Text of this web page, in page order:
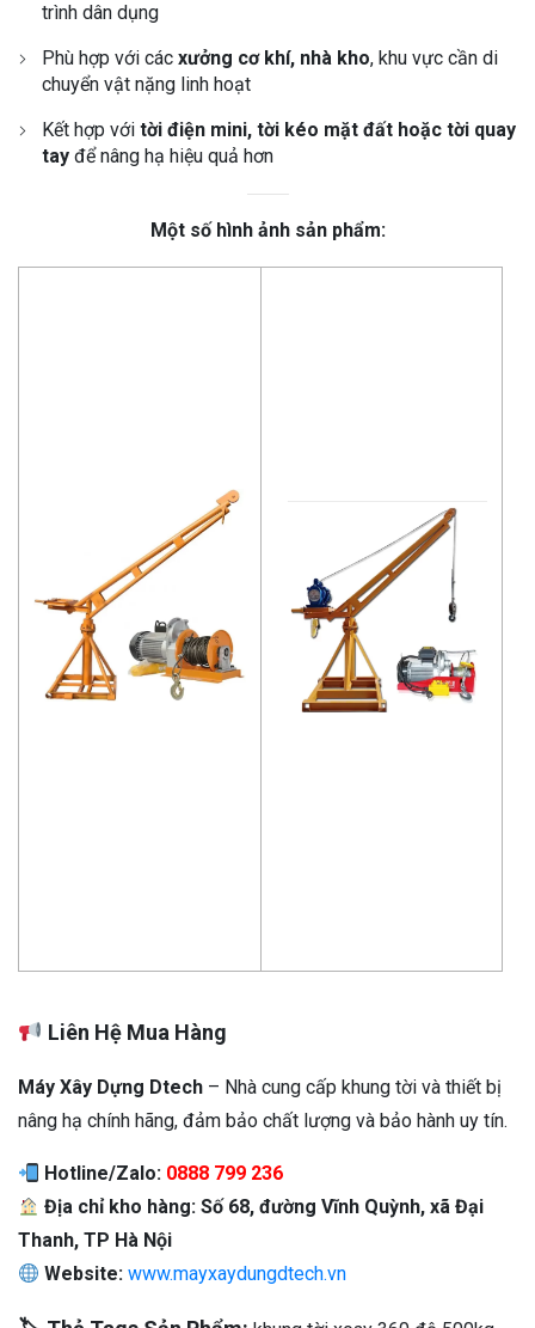
trình dân dụng
Phù hợp với các xưởng cơ khí, nhà kho, khu vực cần di
chuyển vật nặng linh hoạt
Kết hợp với tời điện mini, tời kéo mặt đất hoặc tời quay
tay để nâng hạ hiệu quả hơn
Một số hình ảnh sản phẩm:
Liên Hệ Mua Hàng
Máy Xây Dựng Dtech – Nhà cung cấp khung tời và thiết bị
nâng hạ chính hãng, đảm bảo chất lượng và bảo hành uy tín.
Hotline/Zalo: 0888 799 236
Địa chỉ kho hàng: Số 68, đường Vĩnh Quỳnh, xã Đại
Thanh, TP Hà Nội
Website: www.mayxaydungdtech.vn